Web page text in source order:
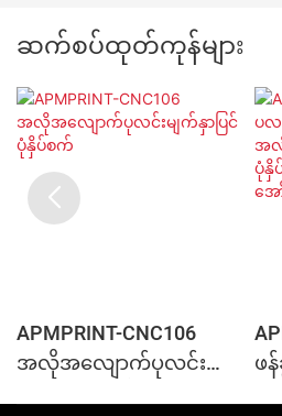
ဆက်စပ်ထုတ်ကုန်များ
APMPRINT-CNC106
အလိုအလျောက်ပုလင်း
ဖ